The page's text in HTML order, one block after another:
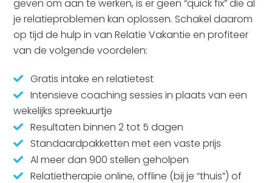
geven om aan te werken, is er geen “quick fix” die al
je relatieproblemen kan oplossen. Schakel daarom
op tijd de hulp in van Relatie Vakantie en profiteer
van de volgende voordelen:
Gratis intake en relatietest
Intensieve coaching sessies in plaats van een
wekelijks spreekuurtje
Resultaten binnen 2 tot 5 dagen
Standaardpakketten met een vaste prijs
Al meer dan 900 stellen geholpen
Relatietherapie online, offline (bij je “thuis”) of